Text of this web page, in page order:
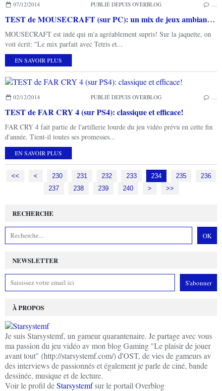
07/12/2014 PUBLIÉ DEPUIS OVERBLOG …
TEST de MOUSECRAFT (sur PC): un mix de jeux ambiance cartoonesque!
MOUSECRAFT est indé qui m'a agréablement supris! Sur la jaquette, on
voit écrit: "Le mix parfait avec Tetris et...
EN SAVOIR PLUS
02/12/2014 PUBLIÉ DEPUIS OVERBLOG …
TEST de FAR CRY 4 (sur PS4): classique et efficace!
FAR CRY 4 fait partie de l'artillerie lourde du jeu vidéo prévu en cette fin
d'année. Tient-il toutes ses promesses...
EN SAVOIR PLUS
<< < 200
210
220
230 231 232 233 234 235
236
237
238 239 240 250
> >>
NEWSLETTER
RECHERCHE
À PROPOS
Je suis Starsystemf, un gameur quarantenaire. Je partage avec vous
ma passion du jeu vidéo av mon blog Gaming "Le plaisir de jouer
avant tout" (http://starsystemf.com/) d'OST, de vies de gameurs av
des interviews de passionnés et également je parle de ciné, bande
dessinée, musique et de lecture.
Voir le profil deStarsystemfsur le portail Overblog